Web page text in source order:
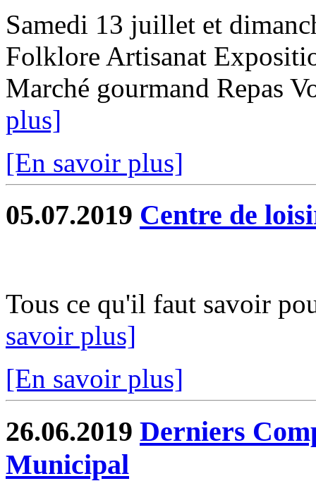
Samedi 13 juillet et
Folklore Artisanat
Marché gourmand Repas
plus]
[En savoir plus]
05.07.2019 Centre de
Tous ce qu'il faut savoir
savoir plus]
[En savoir plus]
26.06.2019 Derniers
Municipal